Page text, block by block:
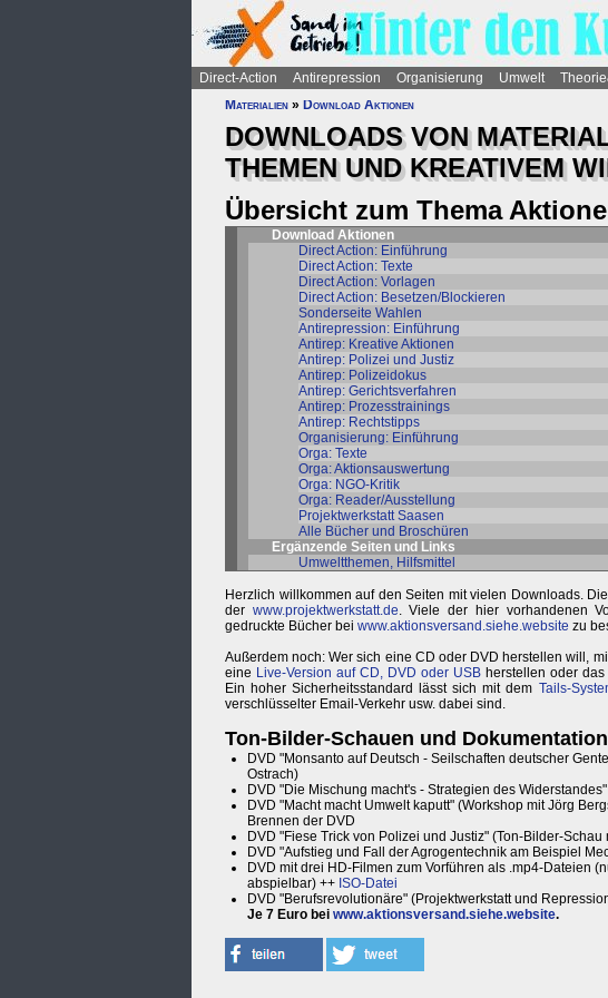
Direct-Action Antirepression Organisierung Umwelt
Materialien » Download Aktionen
DOWNLOADS VON
THEMEN UND KREATIVEM
Übersicht zum Thema
Download Aktionen
Direct Action: Einführung
Direct Action: Texte
Direct Action: Vorlagen
Direct Action: Besetzen/Blockieren
Sonderseite Wahlen
Antirepression: Einführung
Antirep: Kreative Aktionen
Antirep: Polizei und Justiz
Antirep: Polizeidokus
Antirep: Gerichtsverfahren
Antirep: Prozesstrainings
Antirep: Rechtstipps
Organisierung: Einführung
Orga: Texte
Orga: Aktionsauswertung
Orga: NGO-Kritik
Orga: Reader/Ausstellung
Projektwerkstatt Saasen
Alle Bücher und Broschüren
Ergänzende Seiten und Links
Umweltthemen, Hilfsmittel
Herzlich willkommen auf den Seiten mit vielen Downloads.
der www.projektwerkstatt.de. Viele der hier vorhandenen
gedruckte Bücher bei www.aktionsversand.siehe.website zu
Außerdem noch: Wer sich eine CD oder DVD herstellen will,
eine Live-Version auf CD, DVD oder USB herstellen oder
Ein hoher Sicherheitsstandard lässt sich mit dem Tails-
verschlüsselter Email-Verkehr usw. dabei sind.
Ton-Bilder-Schauen und
DVD "Monsanto auf Deutsch - Seilschaften deutscher
Ostrach)
DVD "Die Mischung macht's - Strategien des
DVD "Macht macht Umwelt kaputt" (Workshop mit Jörg
Brennen der DVD
DVD "Fiese Trick von Polizei und Justiz" (Ton-Bilder-
DVD "Aufstieg und Fall der Agrogentechnik am Beispiel
DVD mit drei HD-Filmen zum Vorführen als .mp4-Dateien
abspielbar) ++ ISO-Datei
DVD "Berufsrevolutionäre" (Projektwerkstatt und
Je 7 Euro bei www.aktionsversand.siehe.website.